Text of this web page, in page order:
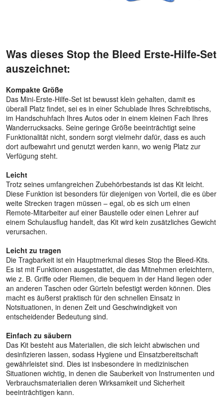
Was dieses Stop the Bleed Erste-Hilfe-Set
auszeichnet:
Kompakte Größe
Das Mini-Erste-Hilfe-Set ist bewusst klein gehalten, damit es
überall Platz findet, sei es in einer Schublade Ihres Schreibtischs,
im Handschuhfach Ihres Autos oder in einem kleinen Fach Ihres
Wanderrucksacks. Seine geringe Größe beeinträchtigt seine
Funktionalität nicht, sondern sorgt vielmehr dafür, dass es auch
dort aufbewahrt und genutzt werden kann, wo wenig Platz zur
Verfügung steht.
Leicht
Trotz seines umfangreichen Zubehörbestands ist das Kit leicht.
Diese Funktion ist besonders für diejenigen von Vorteil, die es über
weite Strecken tragen müssen – egal, ob es sich um einen
Remote-Mitarbeiter auf einer Baustelle oder einen Lehrer auf
einem Schulausflug handelt, das Kit wird kein zusätzliches Gewicht
verursachen.
Leicht zu tragen
Die Tragbarkeit ist ein Hauptmerkmal dieses Stop the Bleed-Kits.
Es ist mit Funktionen ausgestattet, die das Mitnehmen erleichtern,
wie z. B. Griffe oder Riemen, die bequem in der Hand liegen oder
an anderen Taschen oder Gürteln befestigt werden können. Dies
macht es äußerst praktisch für den schnellen Einsatz in
Notsituationen, in denen Zeit und Geschwindigkeit von
entscheidender Bedeutung sind.
Einfach zu säubern
Das Kit besteht aus Materialien, die sich leicht abwischen und
desinfizieren lassen, sodass Hygiene und Einsatzbereitschaft
gewährleistet sind. Dies ist insbesondere in medizinischen
Situationen wichtig, in denen die Sauberkeit von Instrumenten und
Verbrauchsmaterialien deren Wirksamkeit und Sicherheit
beeinträchtigen kann.